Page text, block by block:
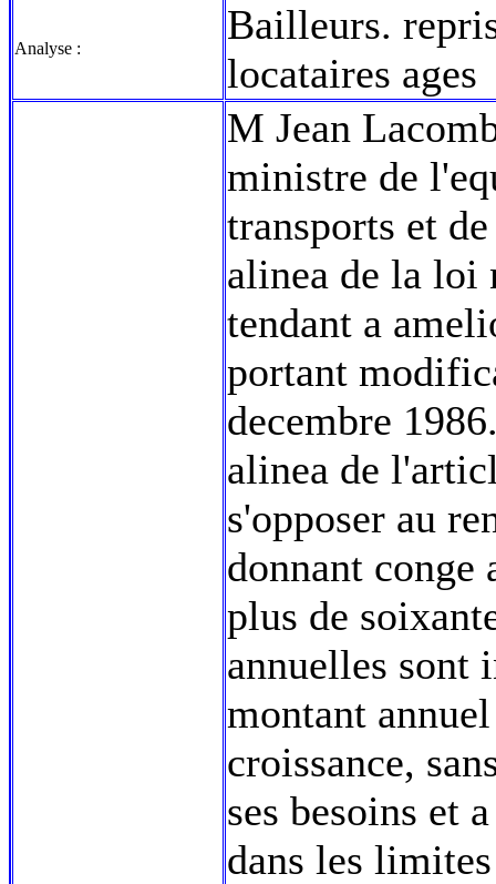
Analyse :
Bailleurs.
locataires ages
M Jean
ministre de
transports et
alinea de la loi
tendant a
portant
decembre
alinea de
s'opposer au
donnant conge
plus de
annuelles sont
montant
croissance,
ses besoins et
dans les